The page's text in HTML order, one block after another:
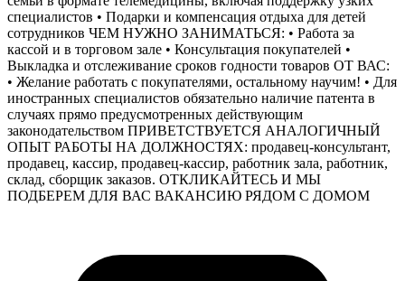
специалистов • Подарки и компенсация отдыха для детей
сотрудников ЧЕМ НУЖНО ЗАНИМАТЬСЯ: • Работа за
кассой и в торговом зале • Консультация покупателей •
Выкладка и отслеживание сроков годности товаров ОТ ВАС:
• Желание работать с покупателями, остальному научим! • Для
иностранных специалистов обязательно наличие патента в
случаях прямо предусмотренных действующим
законодательством ПРИВЕТСТВУЕТСЯ АНАЛОГИЧНЫЙ
ОПЫТ РАБОТЫ НА ДОЛЖНОСТЯХ: продавец-консультант,
продавец, кассир, продавец-кассир, работник зала, работник,
склад, сборщик заказов. ОТКЛИКАЙТЕСЬ И МЫ
ПОДБЕРЕМ ДЛЯ ВАС ВАКАНСИЮ РЯДОМ С ДОМОМ